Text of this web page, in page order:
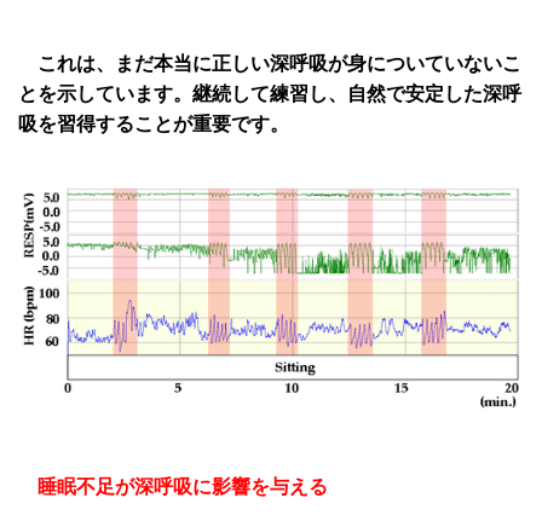
これは、まだ本当に正しい深呼吸が身についていないこ
とを示しています。継続して練習し、自然で安定した深呼
吸を習得することが重要です。
睡眠不足が深呼吸に影響を与える